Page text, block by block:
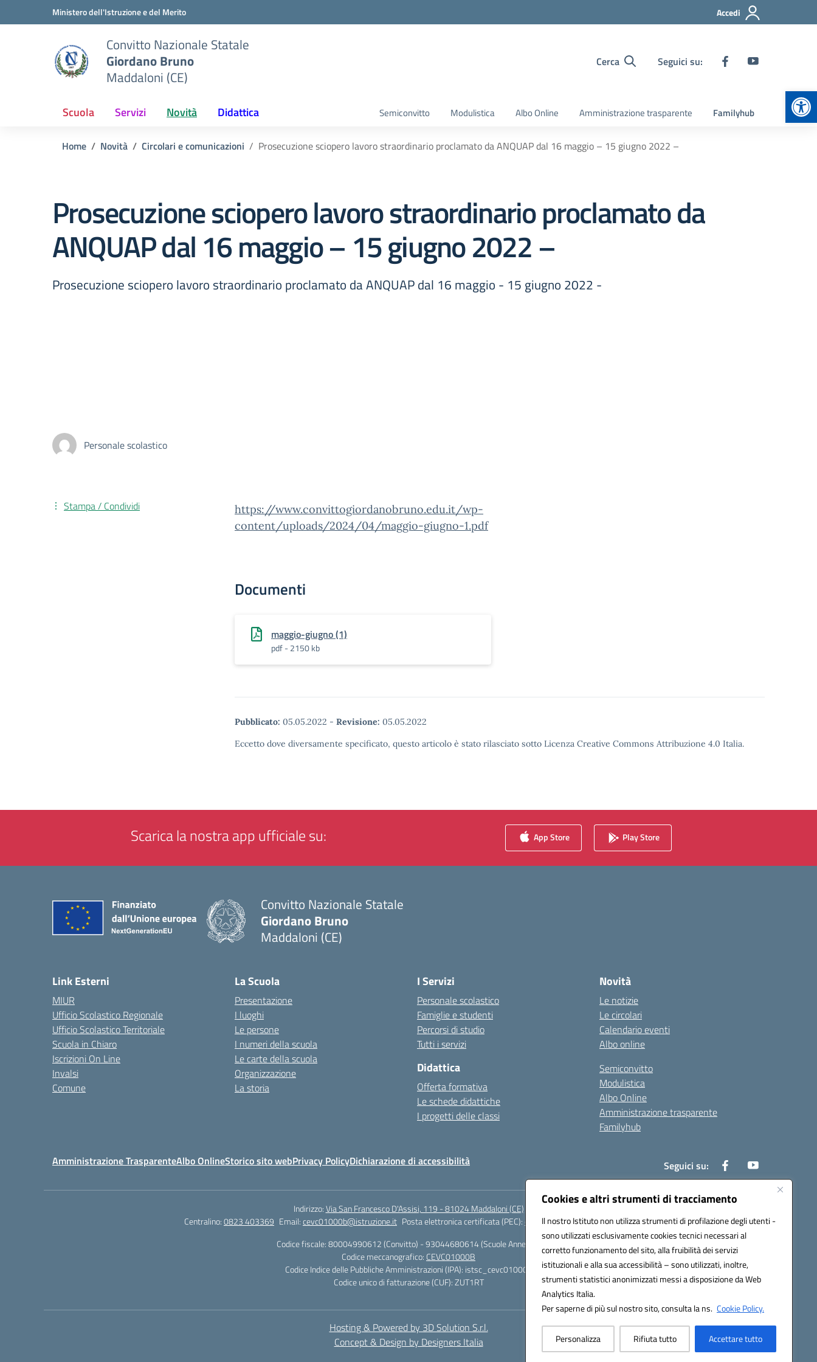
Cookies e altri strumenti di tracciamento
Il nostro Istituto non utilizza strumenti di profilazione degli utenti -
sono utilizzati esclusivamente cookies tecnici necessari al
corretto funzionamento del sito, alla fruibilità dei servizi
istituzionali e alla sua accessibilità – sono utilizzati, inoltre,
strumenti statistici anonimizzati messi a disposizione da Web
Analytics Italia.
Per saperne di più sul nostro sito, consulta la ns. Cookie Policy.
Personalizza Rifiuta tutto Accettare tutto
Vai ai contenuti
Vai al menu di navigazioneMinistero dell'Istruzione e del Merito Accedi
Convitto Nazionale Statale
Giordano Bruno
Maddaloni (CE)
Cerca Seguici su:
Scuola Servizi Novità Didattica Semiconvitto Modulistica Albo Online Amministrazione trasparente Familyhub
Home Novità Circolari e comunicazioni Prosecuzione sciopero lavoro straordinario proclamato da ANQUAP dal 16 maggio – 15 giugno 2022 –
Prosecuzione sciopero lavoro straordinario proclamato da
ANQUAP dal 16 maggio – 15 giugno 2022 –
Prosecuzione sciopero lavoro straordinario proclamato da ANQUAP dal 16 maggio - 15 giugno 2022 -
Personale scolastico
https://www.convittogiordanobruno.edu.it/wp-
content/uploads/2024/04/maggio-giugno-1.pdf
Documenti
maggio-giugno (1)
pdf - 2150 kb
Pubblicato: 05.05.2022 - Revisione: 05.05.2022
Eccetto dove diversamente specificato, questo articolo è stato rilasciato sotto Licenza Creative Commons Attribuzione 4.0 Italia.
Stampa / Condividi
Scarica la nostra app ufficiale su: App Store Play Store
Convitto Nazionale Statale
Giordano Bruno
Maddaloni (CE)
Link Esterni
MIUR
Ufficio Scolastico Regionale
Ufficio Scolastico Territoriale
Scuola in Chiaro
Iscrizioni On Line
Invalsi
Comune
La Scuola
Presentazione
I luoghi
Le persone
I numeri della scuola
Le carte della scuola
Organizzazione
La storia
I Servizi
Personale scolastico
Famiglie e studenti
Percorsi di studio
Tutti i servizi
Didattica
Offerta formativa
Le schede didattiche
I progetti delle classi
Novità
Le notizie
Le circolari
Calendario eventi
Albo online
Semiconvitto
Modulistica
Albo Online
Amministrazione trasparente
Familyhub
Amministrazione TrasparenteAlbo OnlineStorico sito webPrivacy PolicyDichiarazione di accessibilità Seguici su:
Indirizzo:Via San Francesco D'Assisi, 119 - 81024 Maddaloni (CE)
Centralino:0823 403369 Email:cevc01000b@istruzione.it Posta elettronica certificata (PEC):cevc01000b@pec.istruzione.it
Codice fiscale: 80004990612 (Convitto) - 93044680614 (Scuole Annesse)
Codice meccanografico: CEVC01000B
Codice Indice delle Pubbliche Amministrazioni (IPA): istsc_cevc01000b
Codice unico di fatturazione (CUF): ZUT1RT
Hosting & Powered by 3D Solution S.r.l.
Concept & Design by Designers Italia